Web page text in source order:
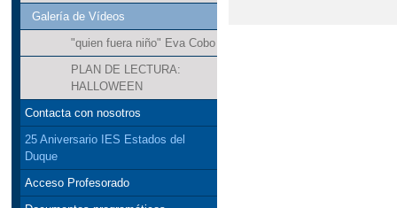
Galería de Vídeos
"quien fuera niño" Eva Cobo
PLAN DE LECTURA:
HALLOWEEN
Contacta con nosotros
25 Aniversario IES Estados del
Duque
Acceso Profesorado